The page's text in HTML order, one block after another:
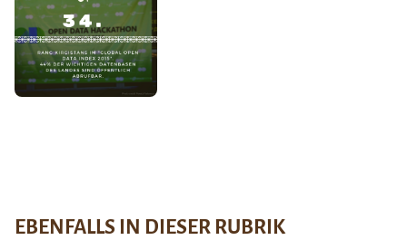
EBENFALLS IN DIESER RUBRIK